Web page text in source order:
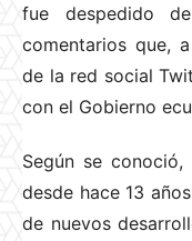
fue despedido
comentarios que,
de la red social
con el Gobierno
Según se
desde hace 13
de nuevos